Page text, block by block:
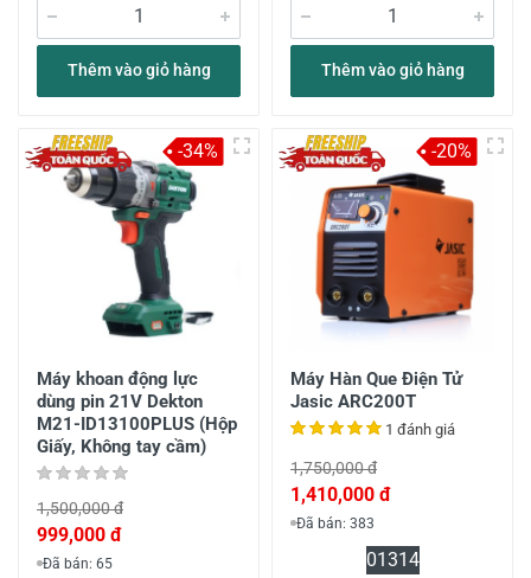
Thêm vào giỏ hàng Thêm vào giỏ hàng
Máy khoan động lực
dùng pin 21V Dekton
M21-ID13100PLUS (Hộp
Giấy, Không tay cầm)
1,500,000 đ
999,000 đ
Đã bán: 65
-34%
Máy Hàn Que Điện Tử
Jasic ARC200T
1 đánh giá
1,750,000 đ
1,410,000 đ
Đã bán: 383
01314
-20%